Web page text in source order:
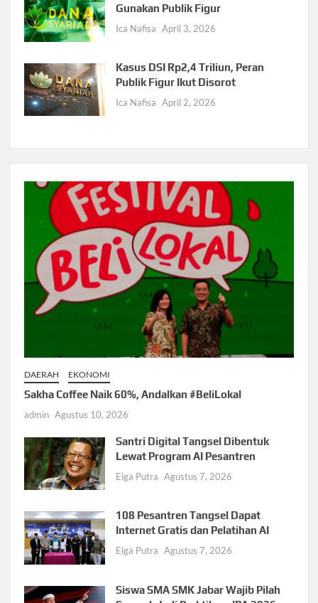
Gunakan Publik Figur
Ica Nafisa April 3, 2026
Kasus DSI Rp2,4 Triliun, Peran
Publik Figur Ikut Disorot
Ica Nafisa April 2, 2026
DAERAH EKONOMI
Sakha Coffee Naik 60%, Andalkan #BeliLokal
admin Agustus 10, 2026
Santri Digital Tangsel Dibentuk
Lewat Program AI Pesantren
Elga Putra Agustus 7, 2026
108 Pesantren Tangsel Dapat
Internet Gratis dan Pelatihan AI
Elga Putra Agustus 7, 2026
Siswa SMA SMK Jabar Wajib Pilah